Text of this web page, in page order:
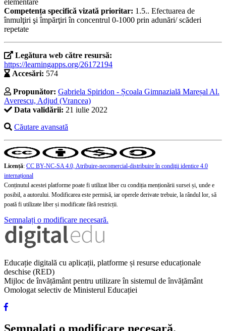
elementare
Competența specifică vizată prioritar: 1.5.. Efectuarea de
înmulţiri şi împărţiri în concentrul 0-1000 prin adunări/ scăderi
repetate
Legătura web către resursă:
https://learningapps.org/26172194
Accesări: 574
Propunător: Gabriela Spiridon - Școala Gimnazială Mareșal Al.
Averescu, Adjud (Vrancea)
Data validării: 21 iulie 2022
Căutare avansată
Licență: CC BY-NC-SA 4.0, Atribuire-necomercial-distribuire în condiţii identice 4.0
internațional
Conținutul acestei platforme poate fi utilizat liber cu condiția menționării sursei și, unde e
posibil, a autorului. Modificarea este permisă, iar operele derivate trebuie, la rândul lor, să
poată fi utilizate liber și modificate fără restricții.
Semnalați o modificare necesară.
Educație digitală cu aplicații, platforme și resurse educaționale
deschise (RED)
Mijloc de învățământ pentru utilizare în sistemul de învățământ
Omologat selectiv de Ministerul Educației